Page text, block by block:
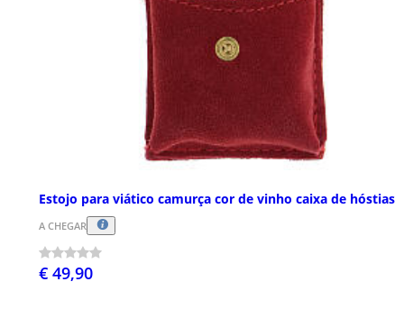
Estojo para viático camurça cor de vinho caixa de hóstias
A CHEGAR
€ 49,90